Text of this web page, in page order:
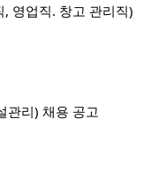
영업직. 창고 관리직)
관리) 채용 공고